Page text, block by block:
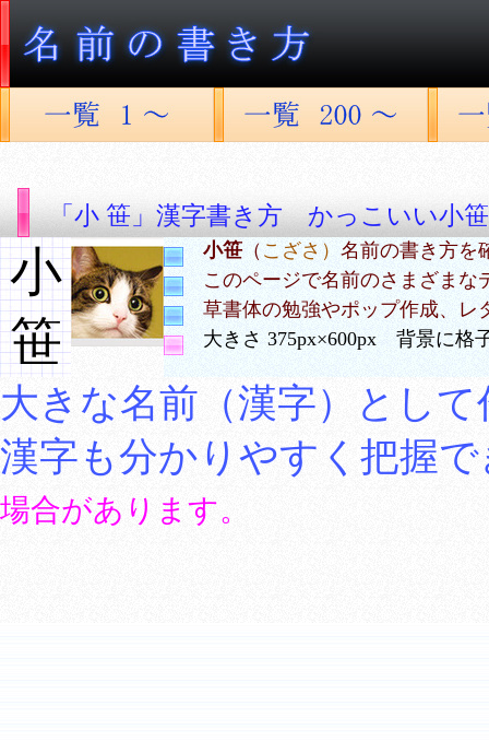
「小 笹」漢字書き方 かっこいい小笹
小
笹
小笹（ こざさ） 名前の書き方を
このページで名前のさまざまな
草書体の勉強やポップ作成、レ
大きさ 375px×600px 背景に格
大きな名前（漢字）とし
漢字も分かりやすく把握
場合があります。